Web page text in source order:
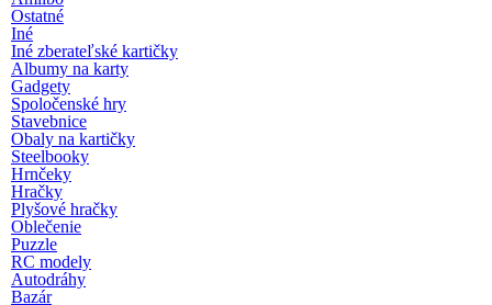
Ostatné
Iné
Iné zberateľské kartičky
Albumy na karty
Gadgety
Spoločenské hry
Stavebnice
Obaly na kartičky
Steelbooky
Hrnčeky
Hračky
Plyšové hračky
Oblečenie
Puzzle
RC modely
Autodráhy
Bazár